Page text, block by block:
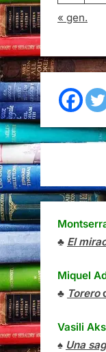
« gen.
♣ El
Miquel
♣ Torero
Vasili
♠ Una